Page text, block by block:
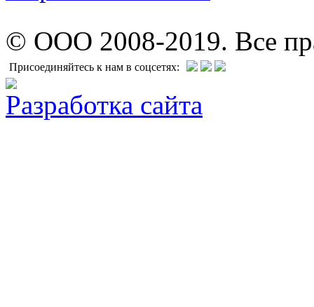
© ООО 2008-2019. Все
Присоединяйтесь к нам в соцсетях:
Разработка сайта